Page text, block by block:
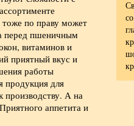
по праву может
перед пшеничным
витаминов и
приятный вкус и
работы
продукция для
А на
аппетита и